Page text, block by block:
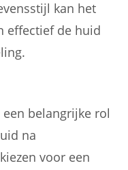
kan het
effectief de huid
belangrijke rol
na
voor een